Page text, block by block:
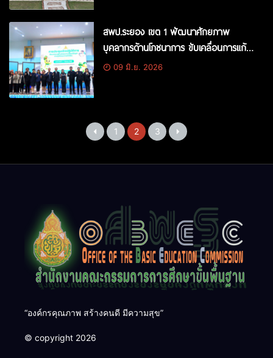
สพป.ระยอง เขต 1 พัฒนาศักยภาพ
บุคลากรด้านโภชนาการ ขับเคลื่อนการแก้
ปัญหาภาวะทุพโภชนาการนักเรียนอย่างเป็น
09 มิ.ย. 2026
1 2 3
“องค์กรคุณภาพ สร้างคนดี มีความสุข”
© copyright 2026